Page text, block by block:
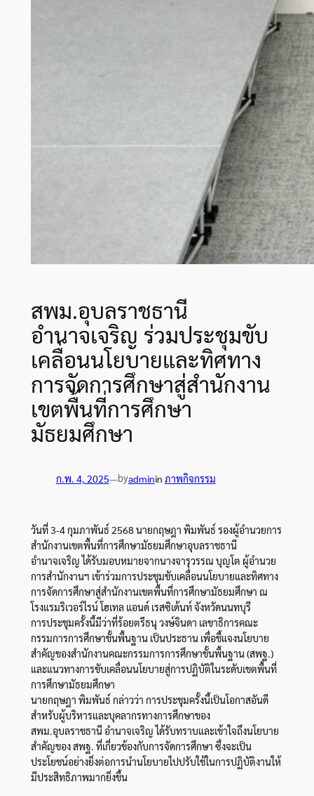
สพม.อุบลราชธานี
อำนาจเจริญ ร่วมประชุมขับ
เคลื่อนนโยบายและทิศทาง
การจัดการศึกษาสู่สำนักงาน
เขตพื้นที่การศึกษา
มัธยมศึกษา
ก.พ. 4, 2025—byadminin ภาพกิจกรรม
วันที่ 3-4 กุมภาพันธ์ 2568 นายกฤษฎา พิมพันธ์ รองผู้อำนวยการ
สำนักงานเขตพื้นที่การศึกษามัธยมศึกษาอุบลราชธานี
อำนาจเจริญ ได้รับมอบหมายจากนางจารุวรรณ บุญโต ผู้อำนวย
การสำนักงานฯ เข้าร่วมการประชุมขับเคลื่อนนโยบายและทิศทาง
การจัดการศึกษาสู่สำนักงานเขตพื้นที่การศึกษามัธยมศึกษา ณ
โรงแรมริเวอร์ไรน์ โฮเทล แอนด์ เรสซิเด้นท์ จังหวัดนนทบุรี
การประชุมครั้งนี้มีว่าที่ร้อยตรีธนุ วงษ์จินดา เลขาธิการคณะ
กรรมการการศึกษาขั้นพื้นฐาน เป็นประธาน เพื่อชี้แจงนโยบาย
สำคัญของสำนักงานคณะกรรมการการศึกษาขั้นพื้นฐาน (สพฐ.)
และแนวทางการขับเคลื่อนนโยบายสู่การปฏิบัติในระดับเขตพื้นที่
การศึกษามัธยมศึกษา
นายกฤษฎา พิมพันธ์ กล่าวว่า การประชุมครั้งนี้เป็นโอกาสอันดี
สำหรับผู้บริหารและบุคลากรทางการศึกษาของ
สพม.อุบลราชธานี อำนาจเจริญ ได้รับทราบและเข้าใจถึงนโยบาย
สำคัญของ สพฐ. ที่เกี่ยวข้องกับการจัดการศึกษา ซึ่งจะเป็น
ประโยชน์อย่างยิ่งต่อการนำนโยบายไปปรับใช้ในการปฏิบัติงานให้
มีประสิทธิภาพมากยิ่งขึ้น